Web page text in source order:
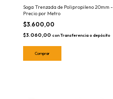
Soga Trenzada de Polipropileno 20mm -
Precio por Metro
$3.600,00
$3.060,00 con Transferencia o depósito